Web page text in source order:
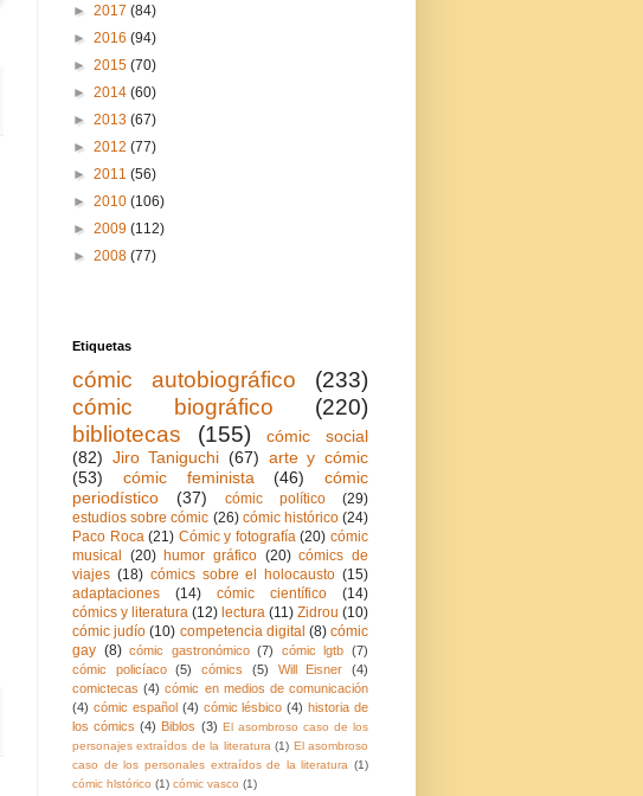
► 2017 (84)
► 2016 (94)
► 2015 (70)
► 2014 (60)
► 2013 (67)
► 2012 (77)
► 2011 (56)
► 2010 (106)
► 2009 (112)
► 2008 (77)
Etiquetas
cómic autobiográfico
(233)
cómic biográfico
(220)
bibliotecas
(155)
cómic social
(82) Jiro Taniguchi (67) arte y cómic
(53)
cómic feminista (46)
cómic
periodístico
(37) cómic político
(29)
estudios sobre cómic (26) cómic histórico (24)
Paco Roca (21) Cómic y fotografía (20) cómic
musical
(20) humor gráfico (20) cómics de
viajes (18) cómics sobre el holocausto (15)
adaptaciones
(14) cómic científico
(14)
cómics y literatura (12) lectura (11) Zidrou (10)
cómic judío (10) competencia digital (8) cómic
gay (8) cómic gastronómico (7) cómic lgtb (7)
cómic policíaco
(5) cómics (5) Will Eisner
(4)
comictecas (4) cómic en medios de comunicación
(4) cómic español (4) cómic lésbico (4) historia de
los cómics (4) Biblos (3) El asombroso caso de los
personajes extraídos de la literatura (1) El asombroso
caso de los personales extraídos de la literatura (1)
cómic hlstórico (1) cómic vasco (1)